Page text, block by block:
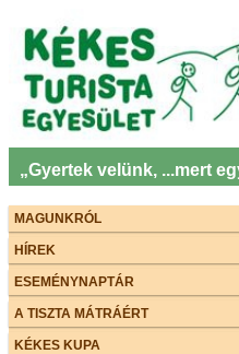
„Gyertek velünk, ...mert
MAGUNKRÓL
HÍREK
ESEMÉNYNAPTÁR
A TISZTA MÁTRÁÉRT
KÉKES KUPA